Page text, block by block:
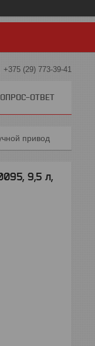
+375 (29) 773-39-41
ОТВЕТ
привод
9,5 л,